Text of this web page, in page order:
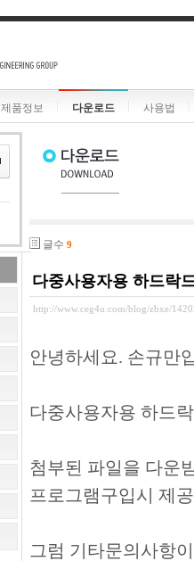
제품정보 다운로드 사용법
글수 9
다중사용자용 하드락
http://www.ceg4u.com/blog/zbxe/
안녕하세요. 손규만
다중사용자용 하드
첨부된 파일을 다운
프로그램구입시 제
그럼 기타문의사항